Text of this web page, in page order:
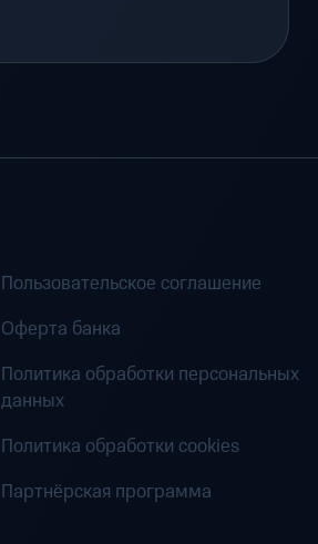
Пользовательское соглашение
Оферта банка
Политика обработки персональных
данных
Политика обработки cookies
Партнёрская программа